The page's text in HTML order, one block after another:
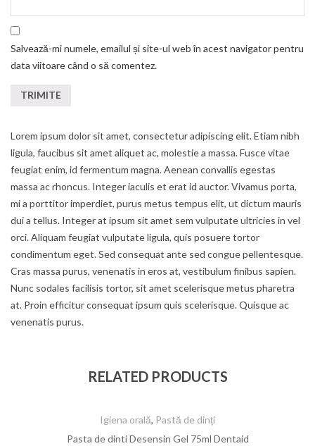
Salvează-mi numele, emailul și site-ul web în acest navigator pentru
data viitoare când o să comentez.
Lorem ipsum dolor sit amet, consectetur adipiscing elit. Etiam nibh
ligula, faucibus sit amet aliquet ac, molestie a massa. Fusce vitae
feugiat enim, id fermentum magna. Aenean convallis egestas
massa ac rhoncus. Integer iaculis et erat id auctor. Vivamus porta,
mi a porttitor imperdiet, purus metus tempus elit, ut dictum mauris
dui a tellus. Integer at ipsum sit amet sem vulputate ultricies in vel
orci. Aliquam feugiat vulputate ligula, quis posuere tortor
condimentum eget. Sed consequat ante sed congue pellentesque.
Cras massa purus, venenatis in eros at, vestibulum finibus sapien.
Nunc sodales facilisis tortor, sit amet scelerisque metus pharetra
at. Proin efficitur consequat ipsum quis scelerisque. Quisque ac
venenatis purus.
RELATED PRODUCTS
Igiena orală, Pastă de dinți
Pasta de dinti Desensin Gel 75ml Dentaid